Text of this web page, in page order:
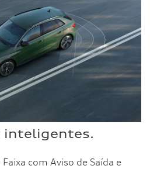
inteligentes.
com Aviso de Saída e